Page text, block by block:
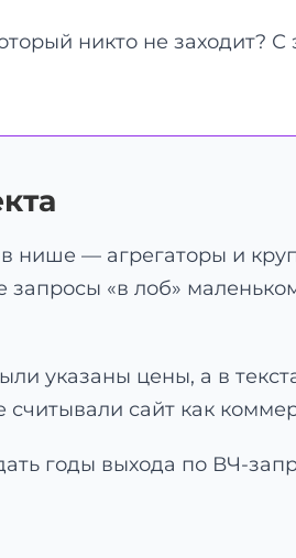
никто не заходит?
нише — агрегаторы и
запросы «в лоб»
указаны цены, а в
считывали сайт как
годы выхода по ВЧ-